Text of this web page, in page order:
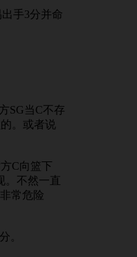
手3分并命
SG当C不存
。或者说
C向篮下
。不然一直
常危险
。